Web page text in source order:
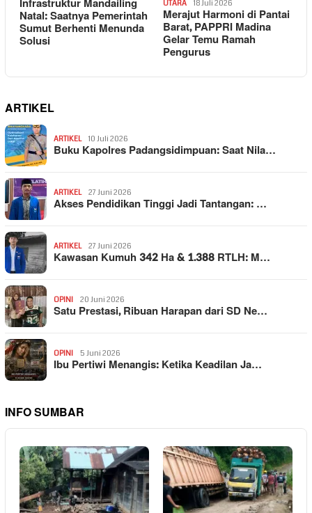
Natal: Saatnya Pemerintah
Sumut Berhenti Menunda
Solusi
UTARA 18 Juli 2026
Merajut Harmoni di Pantai
Barat, PAPPRI Madina
Gelar Temu Ramah
Pengurus
ARTIKEL
ARTIKEL 10 Juli 2026
Buku Kapolres Padangsidimpuan: Saat Nila…
ARTIKEL 27 Juni 2026
Akses Pendidikan Tinggi Jadi Tantangan: …
ARTIKEL 27 Juni 2026
Kawasan Kumuh 342 Ha & 1.388 RTLH: M…
OPINI 20 Juni 2026
Satu Prestasi, Ribuan Harapan dari SD Ne…
OPINI 5 Juni 2026
Ibu Pertiwi Menangis: Ketika Keadilan Ja…
INFO SUMBAR